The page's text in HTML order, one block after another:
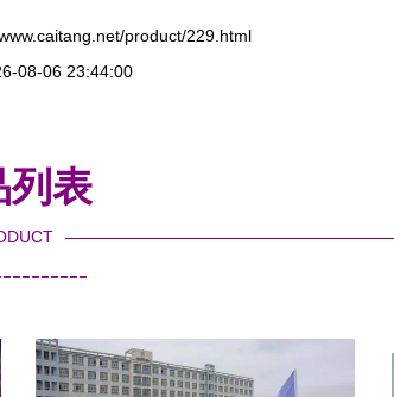
product/229.html
08-06 23:44:00
列表